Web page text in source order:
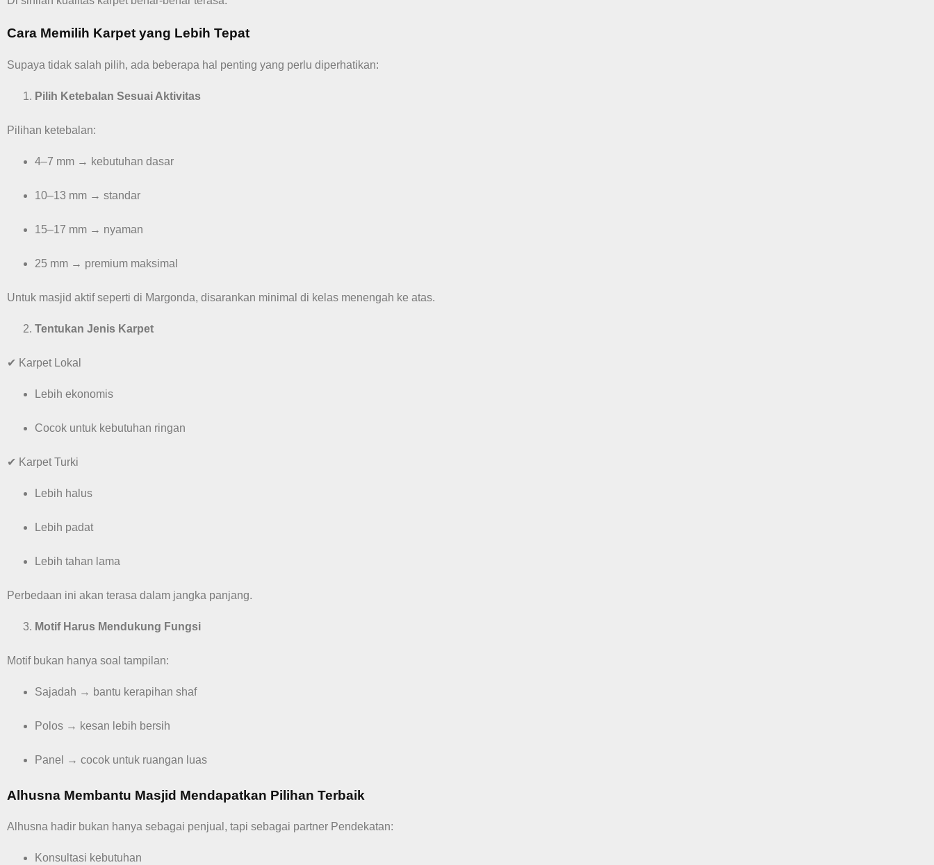
Cara Memilih Karpet yang Lebih Tepat
Supaya tidak salah pilih, ada beberapa hal penting yang perlu diperhatikan:
Pilih Ketebalan Sesuai Aktivitas
Pilihan ketebalan:
4–7 mm → kebutuhan dasar
10–13 mm → standar
15–17 mm → nyaman
25 mm → premium maksimal
Untuk masjid aktif seperti di Margonda, disarankan minimal di kelas menengah ke atas.
Tentukan Jenis Karpet
✔ Karpet Lokal
Lebih ekonomis
Cocok untuk kebutuhan ringan
✔ Karpet Turki
Lebih halus
Lebih padat
Lebih tahan lama
Perbedaan ini akan terasa dalam jangka panjang.
Motif Harus Mendukung Fungsi
Motif bukan hanya soal tampilan:
Sajadah → bantu kerapihan shaf
Polos → kesan lebih bersih
Panel → cocok untuk ruangan luas
Alhusna Membantu Masjid Mendapatkan Pilihan Terbaik
Alhusna hadir bukan hanya sebagai penjual, tapi sebagai partner Pendekatan:
Konsultasi kebutuhan